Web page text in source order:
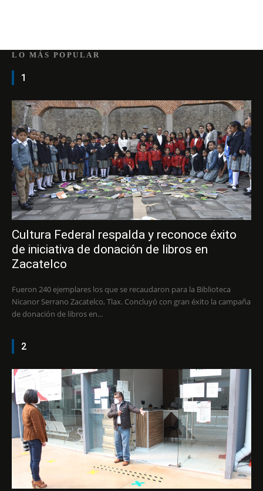
LO MÁS POPULAR
1
Cultura Federal respalda y reconoce éxito
de iniciativa de donación de libros en
Zacatelco
Fueron 240 ejemplares los que se recaudaron para la Biblioteca
Nicanor Serrano Zacatelco, Tlax. Concluyó con gran éxito la campaña
de donación de libros en...
2